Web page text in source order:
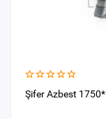
Şifer Azbest